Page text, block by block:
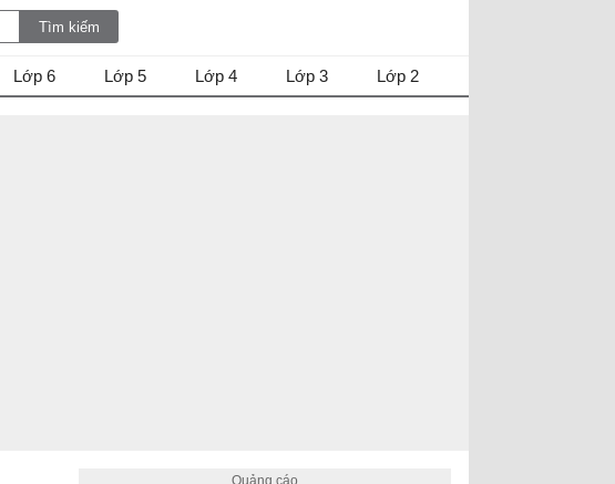
Lớp 6 Lớp 5 Lớp 4 Lớp 3 Lớp 2